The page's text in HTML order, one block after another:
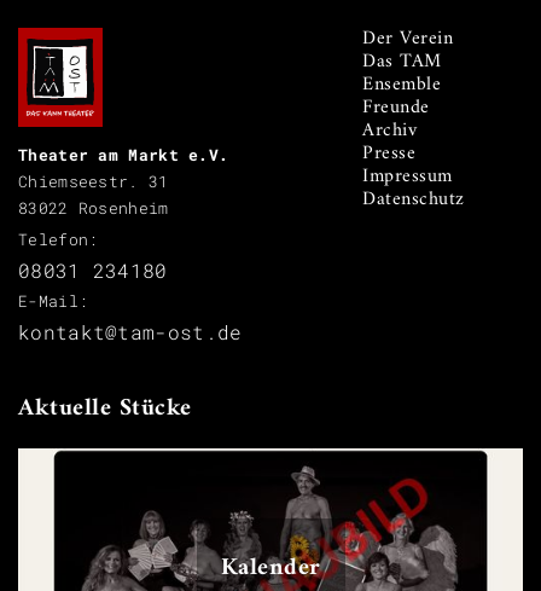
Theater am Markt e.V.
Chiemseestr. 31
83022 Rosenheim
Telefon:
08031 234180
E-Mail:
kontakt@tam-ost.de
Der Verein
Das TAM
Ensemble
Freunde
Archiv
Presse
Impressum
Datenschutz
Aktuelle Stücke
Kalender